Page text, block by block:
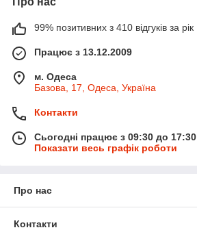
99% позитивних з 410 відгуків за рік
Працює з 13.12.2009
м. Одеса
Базова, 17, Одеса, Україна
Контакти
Сьогодні працює з 09:30 до 17:30
Показати весь графік роботи
Про нас
Контакти